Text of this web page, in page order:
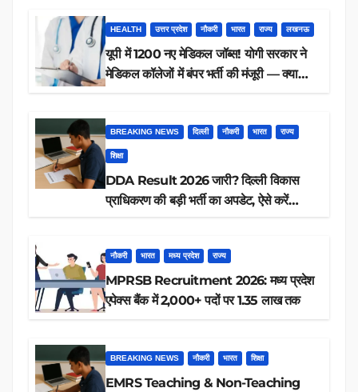
HEALTH उत्तर प्रदेश नौकरी भारत राज्य लखनऊ
यूपी में 1200 नए मेडिकल जॉब्स! योगी सरकार ने
मेडिकल कॉलेजों में बंपर भर्ती की मंजूरी — क्या
BREAKING NEWS दिल्ली नौकरी भारत राज्य
शिक्षा
DDA Result 2026 जारी? दिल्ली विकास
प्राधिकरण की बड़ी भर्ती का अपडेट, ऐसे करें
नौकरी भारत मध्य प्रदेश राज्य
MPRSB Recruitment 2026: मध्य प्रदेश
एपेक्स बैंक में 2,000+ पदों पर 1.35 लाख तक
BREAKING NEWS नौकरी भारत शिक्षा
EMRS Teaching & Non-Teaching